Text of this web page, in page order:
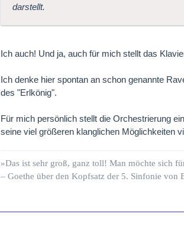
darstellt.
Ich auch! Und ja, auch für mich stellt das
Ich denke hier spontan an schon genannte
des "Erlkönig".
Für mich persönlich stellt die Orchestrierung
seine viel größeren klanglichen Möglichkeiten
»Das ist sehr groß, ganz toll! Man möchte sich
– Goethe über den Kopfsatz der 5. Sinfonie von